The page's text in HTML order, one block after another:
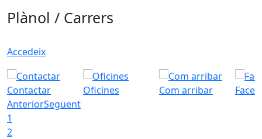
Plànol / Carrers
Accedeix
Contactar Oficines Com arribar
AnteriorSegüent
1
2